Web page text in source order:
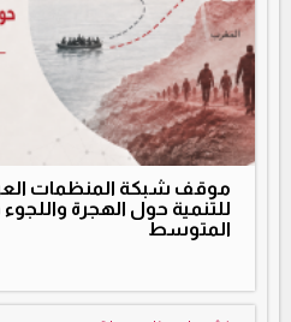
موقف شبكة المنظمات
للتنمية حول الهجرة
المتوسط